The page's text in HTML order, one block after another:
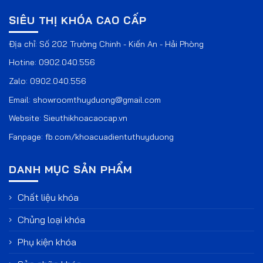
SIÊU THỊ KHÓA CAO CẤP
Địa chỉ: Số 202 Trường Chinh - Kiến An - Hải Phòng
Hotine: 0902.040.556
Zalo: 0902.040.556
Email: showroomthuyduong@gmail.com
Website: Sieuthikhoacaocap.vn
Fanpage: fb.com/khoacuadientuthuyduong
DANH MỤC SẢN PHẨM
Chất liệu khóa
Chủng loại khóa
Phụ kiện khóa